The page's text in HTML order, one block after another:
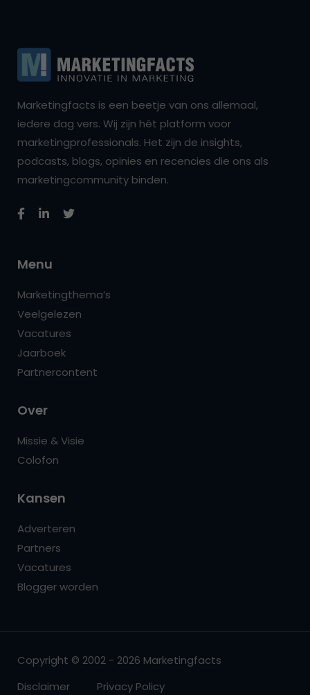
Marketingfacts is een beetje van ons allemaal,
iedere dag vers. Wij zijn hét platform voor
marketingprofessionals. Het zijn de insights,
podcasts, blogs, opinies en recencies die ons als
marketingcommunity binden.
Menu
Marketingthema’s
Veelgelezen
Vacatures
Jaarboek
Partnercontent
Over
Missie & Visie
Colofon
Kansen
Adverteren
Partners
Vacatures
Blogger worden
Copyright © 2002 - 2026 Marketingfacts
Disclaimer
Privacy Policy